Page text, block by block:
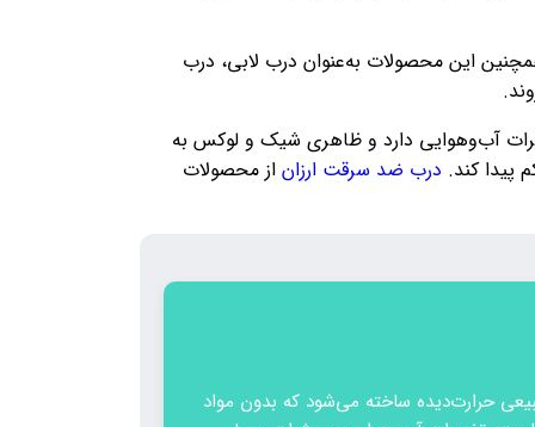
این محصولات به‌عنوان درب لابی، درب
آب‌وهوایی دارد و ظاهری شیک و لوکس به
کند. درب ضد سرقت ارزان از محصولات
حرارت‌دیده ساخته می‌شود که بدون مواد